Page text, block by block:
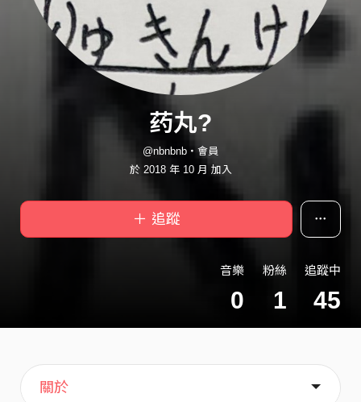
药丸?
@nbnbnb・會員
於 2018 年 10 月 加入
＋ 追蹤
音樂
0
粉絲
1
追蹤中
45
主頁
歌單
喜歡
關於